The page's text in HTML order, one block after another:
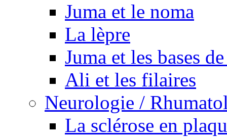
Juma et le noma
La lèpre
Juma et les bases
Ali et les filaires
Neurologie /
La sclérose en